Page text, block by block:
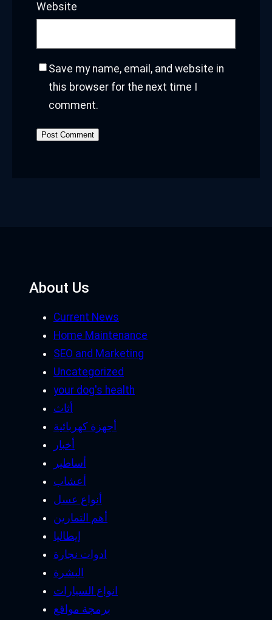
Website
Save my name, email, and website in
this browser for the next time I
comment.
About Us
Current News
Home Maintenance
SEO and Marketing
Uncategorized
your dog's health
أثاث
أجهزة كهربائية
أخبار
أساطير
أعشاب
أنواع عسل
أهم التمارين
إيطاليا
ادوات نجارة
البشرة
انواع السيارات
برمجة مواقع